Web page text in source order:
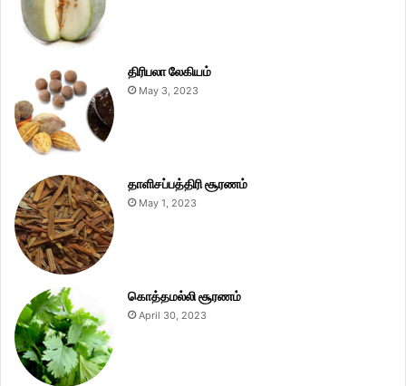
திரிபலா லேகியம்
May 3, 2023
தாளிசப்பத்திரி சூரணம்
May 1, 2023
கொத்தமல்லி சூரணம்
April 30, 2023